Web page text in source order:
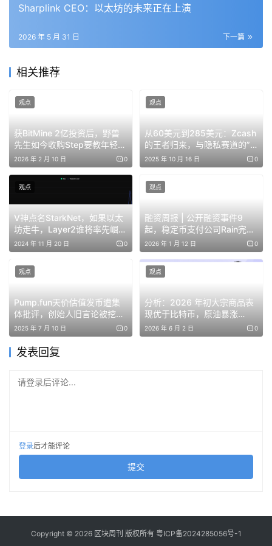
预判了现在的AI发展方向和投资脉络，其中提到：2027
力、芯片产能和物理空间。单个训练集群的用电量会从兆瓦
基于这样的预判，2024年底，Leopold选择了创业——成
立对冲基金态势感知（Situational Awareness LP）
，投
身做多AI发展所需要的能源与算力基础设施，避开拥挤的芯
看空英伟达
却建仓大牛股闪迪
由此，华尔街新晋天才交易员诞生。
的最新美股持仓（13F文件），这位00后掌舵的惊人财富扩
张版图摊开：
如此速度堪称坐火箭。
比起他的履历和天才往事，全球围观者更关心的是，他买了
从其最新持仓看，Leopold保留了AI基础设施的多头头寸，
并开设了价值84.5亿美元的新空头期权，对冲科技和半导
Sharplink CEO：以太坊的未来正在上演
下一篇
2026 年 5 月 31 日
相关推荐
获BitMine 2亿投资后，野兽
先生如今收购Step要教年轻人
理财？
2026 年 2 月 10 日 0
观点
从60美元到285美元：Zcash
的王者归来，与隐私赛道的”
第二春”
2025 年 10 月 16 日 0
观点
V神点名StarkNet，如果以太
坊走牛，Layer2谁将率先崛
起？
2024 年 11 月 20 日 0
观点
融资周报 | 公开融资事件9
起，稳定币支付公司Rain完成
2.5亿美元新一轮融资，投后
估值达19.5亿美元
2026 年 1 月 12 日 0
观点
Pump.fun天价估值发币遭集
体批评，创始人旧言论被挖出
打脸，公募值得参与吗？
2025 年 7 月 10 日 0
观点
分析：2026 年初大宗商品表
现优于比特币，原油暴涨
62%，黄金延续涨势
2026 年 6 月 2 日 0
观点
发表回复
请登录后评论...
登录后才能评论
提交
Copyright © 2026 区块周刊 版权所有 粤ICP备2024285056号-1